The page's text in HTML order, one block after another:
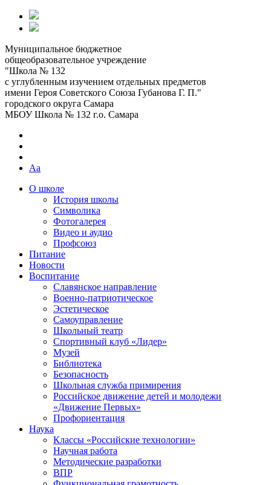
Муниципальное бюджетное
общеобразовательное учреждение
"Школа № 132
с углубленным изучением отдельных предметов
имени Героя Советского Союза Губанова Г. П."
городского округа Самара
МБОУ Школа № 132 г.о. Самара
Aa
О школе
История школы
Символика
Фотогалерея
Видео и аудио
Профсоюз
Питание
Новости
Воспитание
Славянское направление
Военно-патриотическое
Эстетическое
Самоуправление
Школьный театр
Спортивный клуб «Лидер»
Музей
Библиотека
Безопасность
Школьная служба примирения
Российское движение детей и молодежи
«Движение Первых»
Профориентация
Наука
Классы «Российские технологии»
Научная работа
Методические разработки
ВПР